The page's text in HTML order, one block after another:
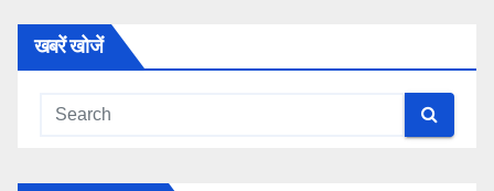
खबरें खोजें